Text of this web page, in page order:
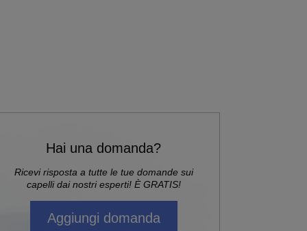
Hai una domanda?
Ricevi risposta a tutte le tue domande sui
capelli dai nostri esperti! È GRATIS!
Aggiungi domanda